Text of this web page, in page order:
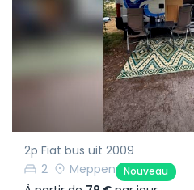
2p Fiat bus uit 2009
2
Meppen Nouveau